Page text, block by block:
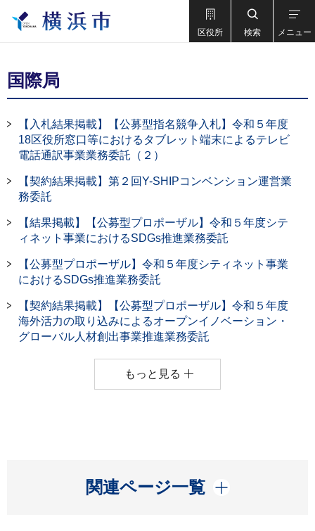
区役所 検索 メニュー
国際局
【入札結果掲載】【公募型指名競争入札】令和５年度
18区役所窓口等におけるタブレット端末によるテレビ
電話通訳事業業務委託（２）
【契約結果掲載】第２回Y-SHIPコンベンション運営業
務委託
【結果掲載】【公募型プロポーザル】令和５年度シテ
ィネット事業におけるSDGs推進業務委託
【公募型プロポーザル】令和５年度シティネット事業
におけるSDGs推進業務委託
【契約結果掲載】【公募型プロポーザル】令和５年度
海外活力の取り込みによるオープンイノベーション・
グローバル人材創出事業推進業務委託
もっと見る
関連ページ一覧
開く